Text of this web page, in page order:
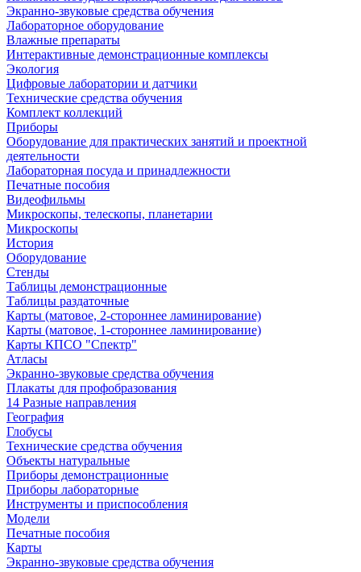
Экранно-звуковые средства обучения
Лабораторное оборудование
Влажные препараты
Интерактивные демонстрационные комплексы
Экология
Цифровые лаборатории и датчики
Технические средства обучения
Комплект коллекций
Приборы
Оборудование для практических занятий и проектной
деятельности
Лабораторная посуда и принадлежности
Печатные пособия
Видеофильмы
Микроскопы, телескопы, планетарии
Микроскопы
История
Оборудование
Стенды
Таблицы демонстрационные
Таблицы раздаточные
Карты (матовое, 2-стороннее ламинирование)
Карты (матовое, 1-стороннее ламинирование)
Карты КПСО "Спектр"
Атласы
Экранно-звуковые средства обучения
Плакаты для профобразования
14 Разные направления
География
Глобусы
Технические средства обучения
Объекты натуральные
Приборы демонстрационные
Приборы лабораторные
Инструменты и приспособления
Модели
Печатные пособия
Карты
Экранно-звуковые средства обучения